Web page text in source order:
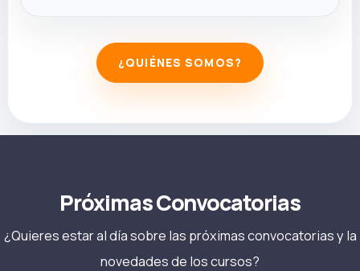
¿QUIÉNES SOMOS?
Próximas Convocatorias
¿Quieres estar al día sobre las próximas convocatorias y la
novedades de los cursos?